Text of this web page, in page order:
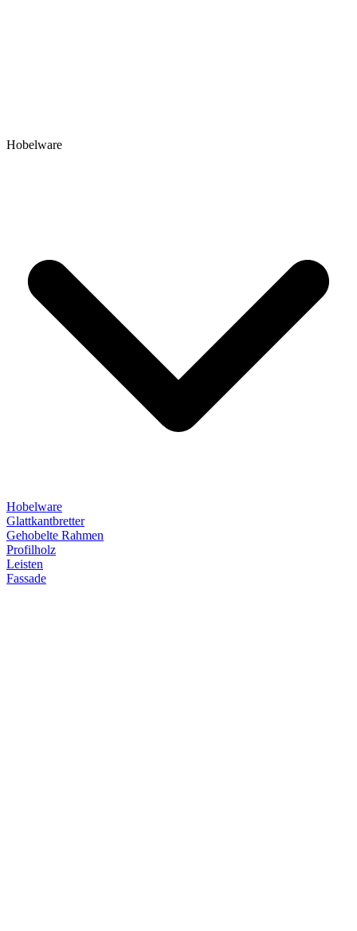
Hobelware
Hobelware
Glattkantbretter
Gehobelte Rahmen
Profilholz
Leisten
Fassade